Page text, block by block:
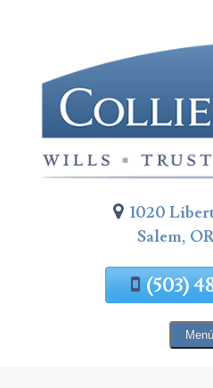
contenido
de
página
1020
Salem,
(503)
Menú